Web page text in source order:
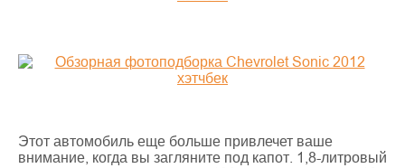
Этот автомобиль еще больше привлечет ваше
внимание, когда вы загляните под капот. 1,8-литровый